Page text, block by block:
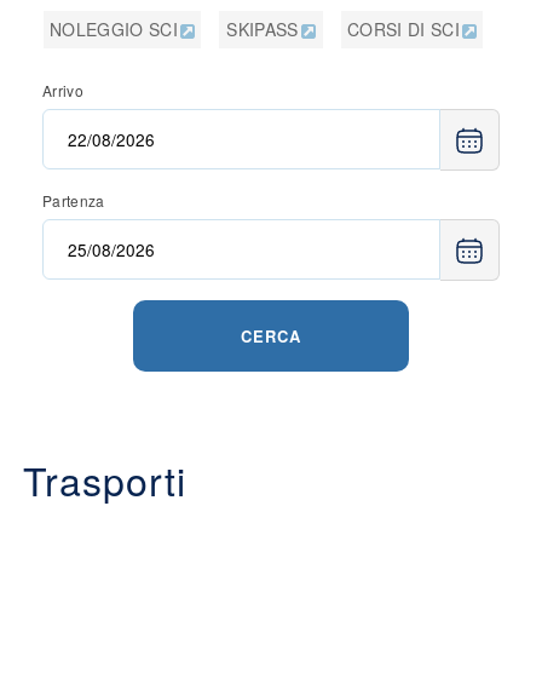
NOLEGGIO SCI SKIPASS CORSI DI SCI
Arrivo
Partenza
CERCA
Trasporti